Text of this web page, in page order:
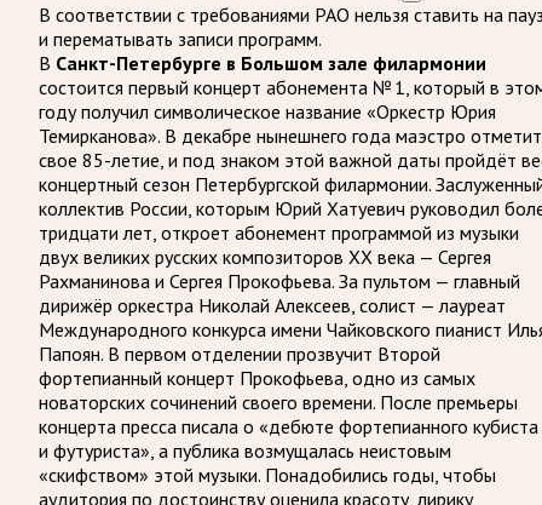
В соответствии с требованиями РАО нельзя ставить на
и перематывать записи программ.
В Санкт-Петербурге в Большом зале филармонии
состоится первый концерт абонемента № 1, который в
году получил символическое название «Оркестр Юрия
Темирканова». В декабре нынешнего года маэстро отметит
свое 85-летие, и под знаком этой важной даты пройдёт
концертный сезон Петербургской филармонии.
коллектив России, которым Юрий Хатуевич руководил
тридцати лет, откроет абонемент программой из музыки
двух великих русских композиторов XX века — Сергея
Рахманинова и Сергея Прокофьева. За пультом — главный
дирижёр оркестра Николай Алексеев, солист — лауреат
Международного конкурса имени Чайковского пианист
Папоян. В первом отделении прозвучит Второй
фортепианный концерт Прокофьева, одно из самых
новаторских сочинений своего времени. После премьеры
концерта пресса писала о «дебюте фортепианного кубиста
и футуриста», а публика возмущалась неистовым
«скифством» этой музыки. Понадобились годы, чтобы
аудитория по достоинству оценила красоту, лирику